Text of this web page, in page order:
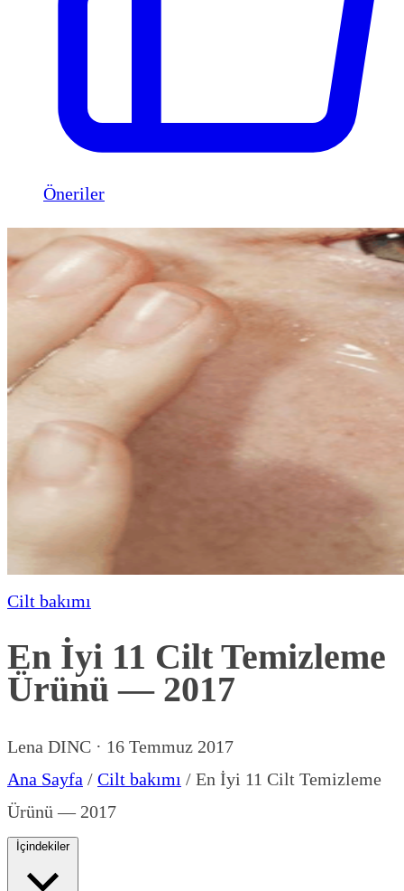
Öneriler
Cilt bakımı
En İyi 11 Cilt Temizleme
Ürünü — 2017
Lena DINC · 16 Temmuz 2017
Ana Sayfa / Cilt bakımı / En İyi 11 Cilt Temizleme
Ürünü — 2017
İçindekiler